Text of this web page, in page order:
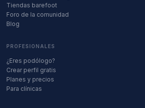
Tiendas barefoot
Foro de la comunidad
Blog
PROFESIONALES
¿Eres podólogo?
Crear perfil gratis
Planes y precios
Para clínicas